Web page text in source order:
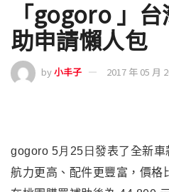
「gogoro 」
助申請懶人包
by小丰子 2017 年 05 月
gogoro 5月25日 發表了全新車
航力更高、配件更豐富，價格